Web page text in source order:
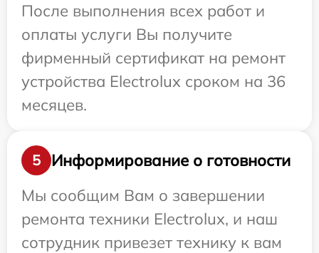
После выполнения всех работ и
оплаты услуги Вы получите
фирменный сертификат на ремонт
устройства Electrolux сроком на 36
месяцев.
5
Информирование о готовности
Мы сообщим Вам о завершении
ремонта техники Electrolux, и наш
сотрудник привезет технику к вам